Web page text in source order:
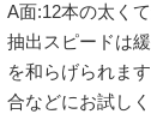
A面:12本の太く
抽出スピードは
を和らげられま
合などにお試しく